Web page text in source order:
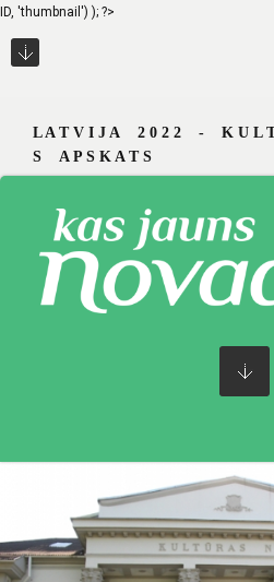
ID, 'thumbnail') ); ?>
L A T V I J A 2 0 2 2 - K U L
S A P S K A T S